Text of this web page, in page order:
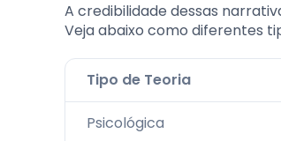
A credibilidade dessas
Veja abaixo como diferentes
Tipo de Teoria
Psicológica